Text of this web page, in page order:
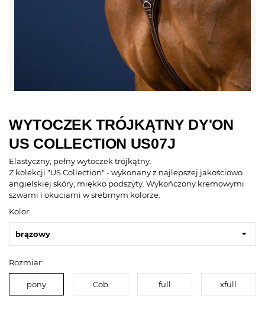
WYTOCZEK TRÓJKĄTNY DY'ON
US COLLECTION US07J
Elastyczny, pełny wytoczek trójkątny.
Z kolekcji "US Collection" - wykonany z najlepszej jakościowo
angielskiej skóry, miękko podszyty. Wykończony kremowymi
szwami i okuciami w srebrnym kolorze.
Kolor:
brązowy
Rozmiar:
pony Cob full xfull